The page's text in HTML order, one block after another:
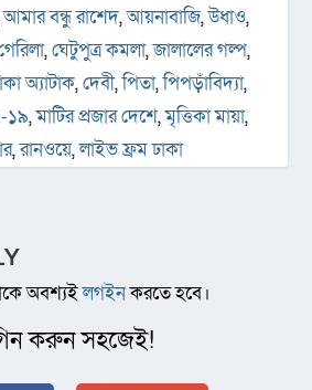
আমার বন্ধু রাশেদ,আয়নাবাজি,উধাও,
,ঘেটুপুত্র কমলা,জালালের গল্প,
অ্যাটাক,দেবী,পিতা,পিপড়াঁবিদ্যা,
১৯,মাটির প্রজার দেশে,মৃত্তিকা মায়া,
,রানওয়ে,লাইভ ফ্রম ঢাকা
অবশ্যইলগইনকরতে হবে।
করুন সহজেই!